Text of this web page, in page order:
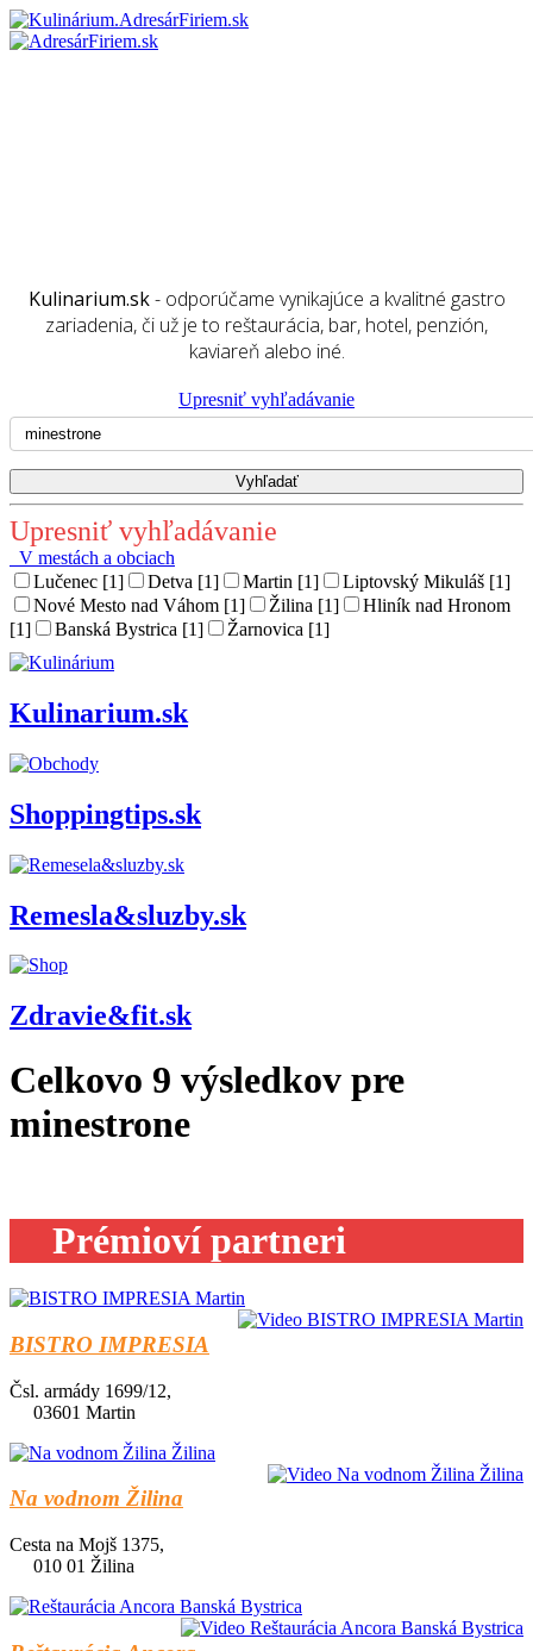
Kulinarium.sk- odporúčame vynikajúce a kvalitné gastro
zariadenia, či už je to reštaurácia, bar, hotel, penzión,
kaviareň alebo iné.
Upresniť vyhľadávanie
Upresniť vyhľadávanie
V mestách a obciach
Lučenec [1]
Detva [1] Martin [1]
Liptovský Mikuláš [1]
Nové Mesto nad Váhom [1]
Žilina [1]
Hliník nad Hronom
[1]
Banská Bystrica [1] Žarnovica [1]
Kulinarium.sk
Shoppingtips.sk
Remesla&sluzby.sk
Zdravie&fit.sk
Celkovo 9 výsledkov pre
minestrone
Prémioví partneri
BISTRO IMPRESIA
Čsl. armády 1699/12,
03601 Martin
Na vodnom Žilina
Cesta na Mojš 1375,
010 01 Žilina